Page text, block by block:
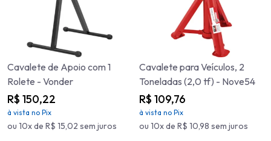
Cavalete de Apoio com 1
Rolete - Vonder
R$ 150,22
à vista no Pix
ou 10x de R$ 15,02 sem juros
Cavalete para Veículos, 2
Toneladas (2,0 tf) - Nove54
R$ 109,76
à vista no Pix
ou 10x de R$ 10,98 sem juros